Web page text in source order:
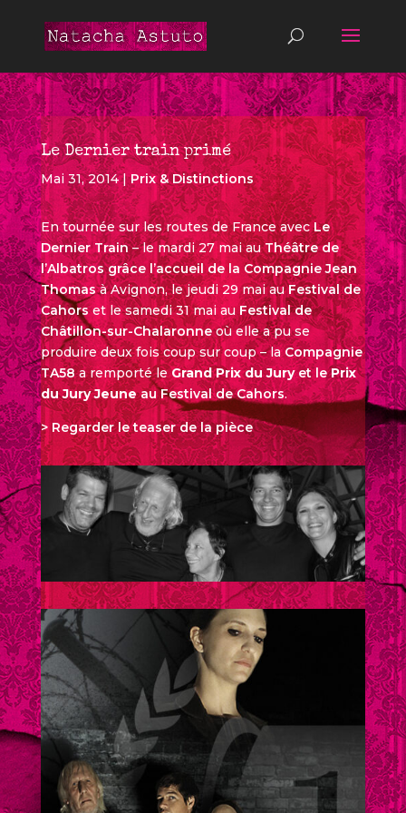
Le Dernier train primé
Mai 31, 2014|Prix & Distinctions
En tournée sur les routes de France avecLe
Dernier Train– le mardi 27 mai auThéâtre de
l’Albatros grâce l’accueil de la Compagnie Jean
Thomasà Avignon, le jeudi 29 mai auFestival de
Cahorset le samedi 31 mai auFestival de
Châtillon-sur-Chalaronneoù elle a pu se
produire deux fois coup sur coup – laCompagnie
TA58a remporté leGrand Prix du Jury et le Prix
du Jury Jeune au Festival de Cahors.
> Regarder le teaser de la pièce